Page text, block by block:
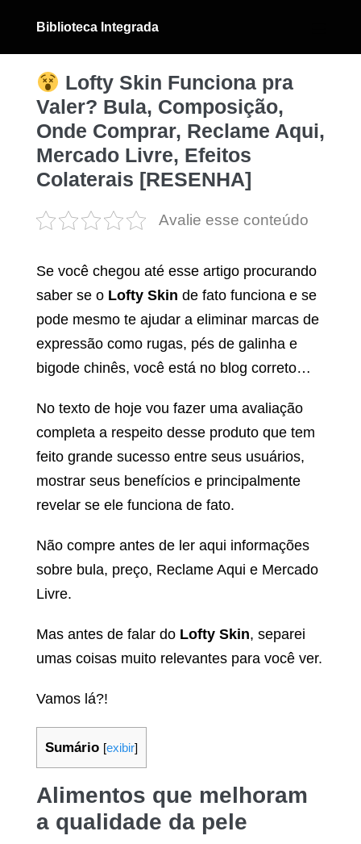
o
conteúdo
Biblioteca Integrada
menu
Lofty Skin Funciona pra
Valer? Bula, Composição,
Onde Comprar, Reclame Aqui,
Mercado Livre, Efeitos
Colaterais [RESENHA]
Avalie esse conteúdo
Se você chegou até esse artigo procurando
saber se o Lofty Skin de fato funciona e se
pode mesmo te ajudar a eliminar marcas de
expressão como rugas, pés de galinha e
bigode chinês, você está no blog correto…
No texto de hoje vou fazer uma avaliação
completa a respeito desse produto que tem
feito grande sucesso entre seus usuários,
mostrar seus benefícios e principalmente
revelar se ele funciona de fato.
Não compre antes de ler aqui informações
sobre bula, preço, Reclame Aqui e Mercado
Livre.
Mas antes de falar do Lofty Skin, separei
umas coisas muito relevantes para você ver.
Vamos lá?!
Sumário [exibir]
Alimentos que melhoram
a qualidade da pele